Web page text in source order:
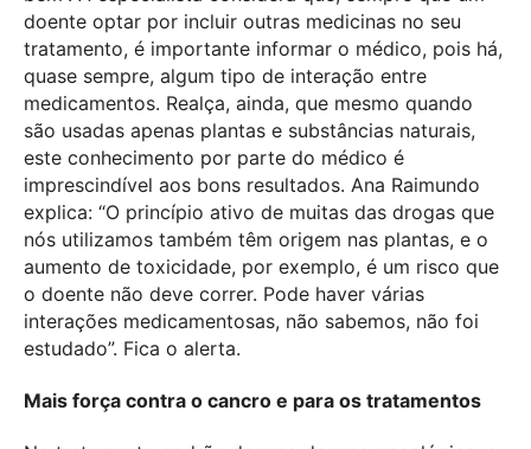
doente optar por incluir outras medicinas no seu
tratamento, é importante informar o médico, pois há,
quase sempre, algum tipo de interação entre
medicamentos. Realça, ainda, que mesmo quando
são usadas apenas plantas e substâncias naturais,
este conhecimento por parte do médico é
imprescindível aos bons resultados. Ana Raimundo
explica: “O princípio ativo de muitas das drogas que
nós utilizamos também têm origem nas plantas, e o
aumento de toxicidade, por exemplo, é um risco que
o doente não deve correr. Pode haver várias
interações medicamentosas, não sabemos, não foi
estudado”. Fica o alerta.
Mais força contra o cancro e para os tratamentos